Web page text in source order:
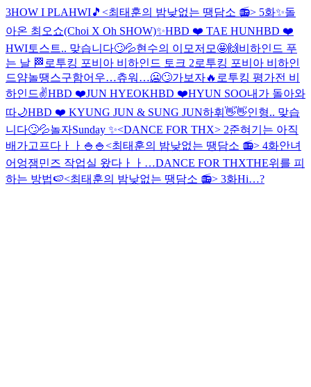
3HOW I PLAHWI🎵 <최태훈의 밤낮없는 땡담소 📻> 5화✨돌
아온 최오쇼(Choi X Oh SHOW)✨HBD ❤️ TAE HUNHBD ❤️
HWI토스트.. 맞습니다🙄💦현수의 이모저모🤩🙌 비하인드 푸
는 날 🏁 로투킹 포비아 비하인드 토크 2로투킹 포비아 비하인
드얌놀땡스구함어우…츄워…🥶🙄가보자🔥 로투킹 평가전 비
하인드✌️HBD ❤️JUN HYEOKHBD ❤️HYUN SOO내가 돌아와
따🌙HBD ❤️ KYUNG JUN & SUNG JUN하휘👋👋인형.. 맞습
니다🙄💦놀자Sunday ✨<DANCE FOR THX> 2준혀기는 아직
배가고프다ㅏㅏ🍚🍚<최태훈의 밤낮없는 땡담소 📻> 4화안녀
어엉잼민즈 작업실 왔다ㅏㅏ…DANCE FOR THXTHE위를 피
하는 방법🍉<최태훈의 밤낮없는 땡담소 📻> 3화Hi…?